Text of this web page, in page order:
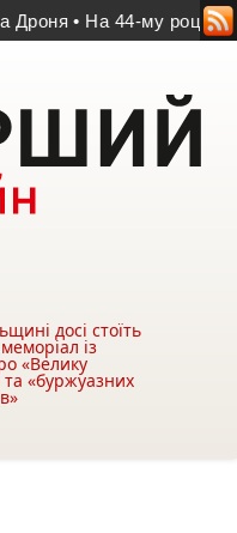
• На 44-му році життя
досі стоїть
із
«Велику
та «буржуазних